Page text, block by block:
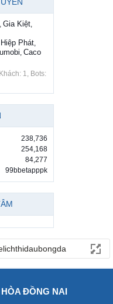
, Gia Kiệt,
Phát,
, Caco
1, Bots:
238,736
254,168
84,277
99bbetapppk
ĐỒNG NAI